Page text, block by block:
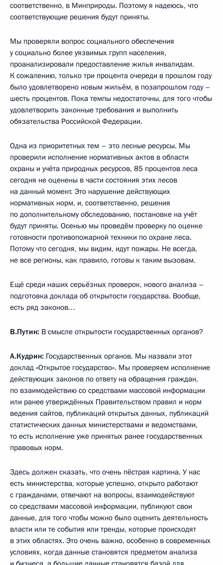
соответственно, в Минприроды. Поэтому я надеюсь, что
соответствующие решения будут приняты.
Мы проверяли вопрос социального обеспечения
у социально более уязвимых групп населения,
проанализировали предоставление жилья инвалидам.
К сожалению, только три процента очереди в прошлом году
было удовлетворено новым жильём, в позапрошлом году –
шесть процентов. Пока темпы недостаточны, для того чтобы
удовлетворить законные требования и выполнить
обязательства Российской Федерации.
Одна из приоритетных тем – это лесные ресурсы. Мы
проверили исполнение нормативных актов в области
охраны и учёта природных ресурсов, 85 процентов леса
сегодня не оценены в части состояния этих лесов
на данный момент. Это нарушение действующих
нормативных норм, и, соответственно, решения
по дополнительному обследованию, постановке на учёт
будут приняты. Осенью мы проведём проверку по оценке
готовности противопожарной техники по охране леса.
Потому что сегодня, мы видим, идут пожары. Не всегда,
не все регионы, как правило, готовы к таким вызовам.
Ещё среди наших серьёзных проверок, нового анализа –
подготовка доклада об открытости государства. Вообще,
есть ряд законов…
В.Путин: В смысле открытости государственных органов?
А.Кудрин: Государственных органов. Мы назвали этот
доклад «Открытое государство». Мы проверяем исполнение
действующих законов по ответу на обращения граждан,
по взаимодействию со средствами массовой информации
или ранее утверждённых Правительством правил и норм
ведения сайтов, публикаций открытых данных, публикаций
статистических данных министерствами и ведомствами,
то есть исполнение уже принятых ранее государственных
правовых норм.
Здесь должен сказать, что очень пёстрая картина. У нас
есть министерства, которые успешно, открыто работают
с гражданами, отвечают на вопросы, взаимодействуют
со средствами массовой информации, публикуют свои
данные, для того чтобы можно было оценить деятельность
власти или те события или тренды, которые происходят
в этих областях. Это очень важно, особенно в современных
условиях, когда данные становятся предметом анализа